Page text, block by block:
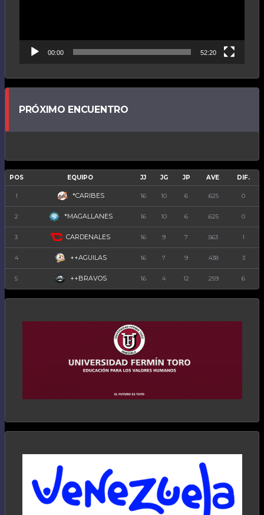
00:00 52:20
PRÓXIMO ENCUENTRO
POS EQUIPO JJ JG JP AVE DIF.
1 *CARIBES 16 10 6 .625 0
2 *MAGALLANES 16 10 6 .625 0
3 CARDENALES 16 9 7 .563 1
4 ++AGUILAS 16 7 9 .438 3
5 ++BRAVOS 16 4 12 .259 6